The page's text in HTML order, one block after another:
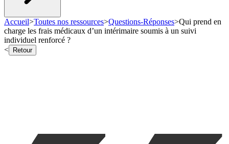
Accueil>Toutes nos ressources>Questions-Réponses>Qui prend en
charge les frais médicaux d’un intérimaire soumis à un suivi
individuel renforcé ?
<
Retour